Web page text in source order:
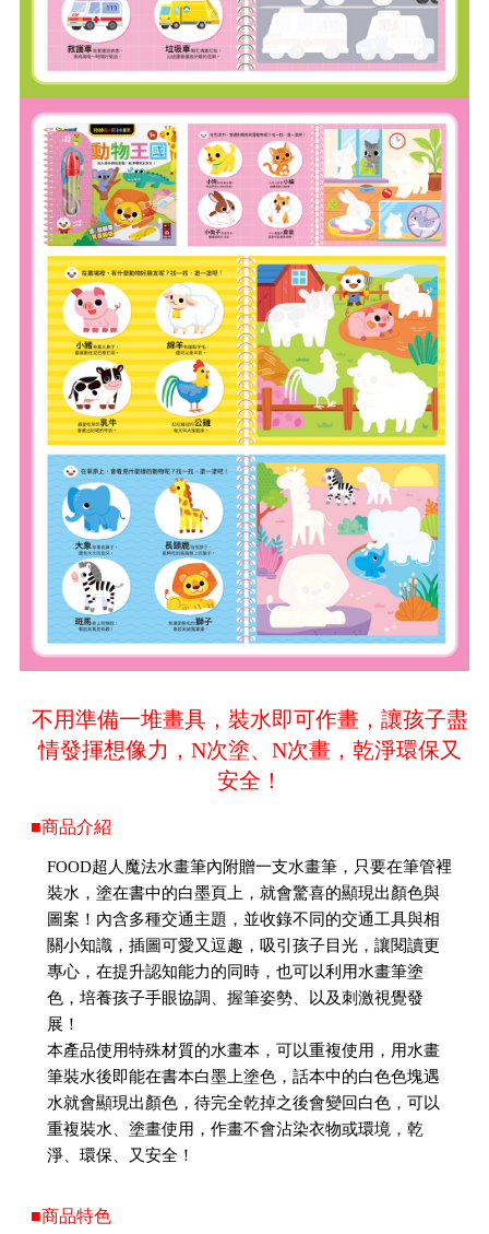
不用準備一堆畫具，裝水即可作畫，讓孩子盡
情發揮想像力，N次塗、N次畫，乾淨環保又
安全！
■商品介紹
FOOD超人魔法水畫筆內附贈一支水畫筆，只要在筆管裡
裝水，塗在書中的白墨頁上，就會驚喜的顯現出顏色與
圖案！內含多種交通主題，並收錄不同的交通工具與相
關小知識，插圖可愛又逗趣，吸引孩子目光，讓閱讀更
專心，在提升認知能力的同時，也可以利用水畫筆塗
色，培養孩子手眼協調、握筆姿勢、以及刺激視覺發
展！
本產品使用特殊材質的水畫本，可以重複使用，用水畫
筆裝水後即能在書本白墨上塗色，話本中的白色色塊遇
水就會顯現出顏色，待完全乾掉之後會變回白色，可以
重複裝水、塗畫使用，作畫不會沾染衣物或環境，乾
淨、環保、又安全！
■商品特色